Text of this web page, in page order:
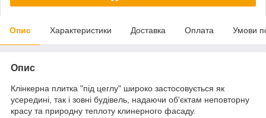
Опис Характеристики Доставка Оплата Умови
Опис
Клінкерна плитка "під цеглу" широко застосовується як
усередині, так і зовні будівель, надаючи об'єктам неповторну
красу та природну теплоту клинерного фасаду.